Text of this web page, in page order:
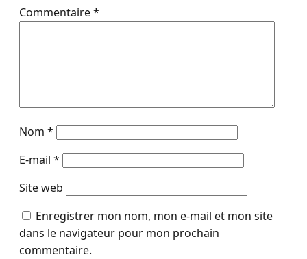
Commentaire*
Nom *
E-mail *
Site web
Enregistrer mon nom, mon e-mail et mon site
dans le navigateur pour mon prochain
commentaire.